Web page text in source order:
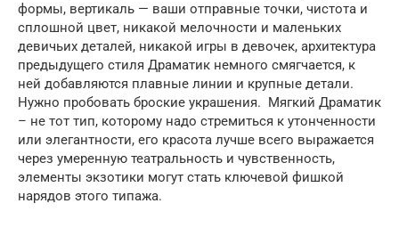
формы, вертикаль — ваши отправные точки, чистота и
сплошной цвет, никакой мелочности и маленьких
девичьих деталей, никакой игры в девочек, архитектура
предыдущего стиля Драматик немного смягчается, к
ней добавляются плавные линии и крупные детали.
Нужно пробовать броские украшения. Мягкий Драматик
– не тот тип, которому надо стремиться к утонченности
или элегантности, его красота лучше всего выражается
через умеренную театральность и чувственность,
элементы экзотики могут стать ключевой фишкой
нарядов этого типажа.